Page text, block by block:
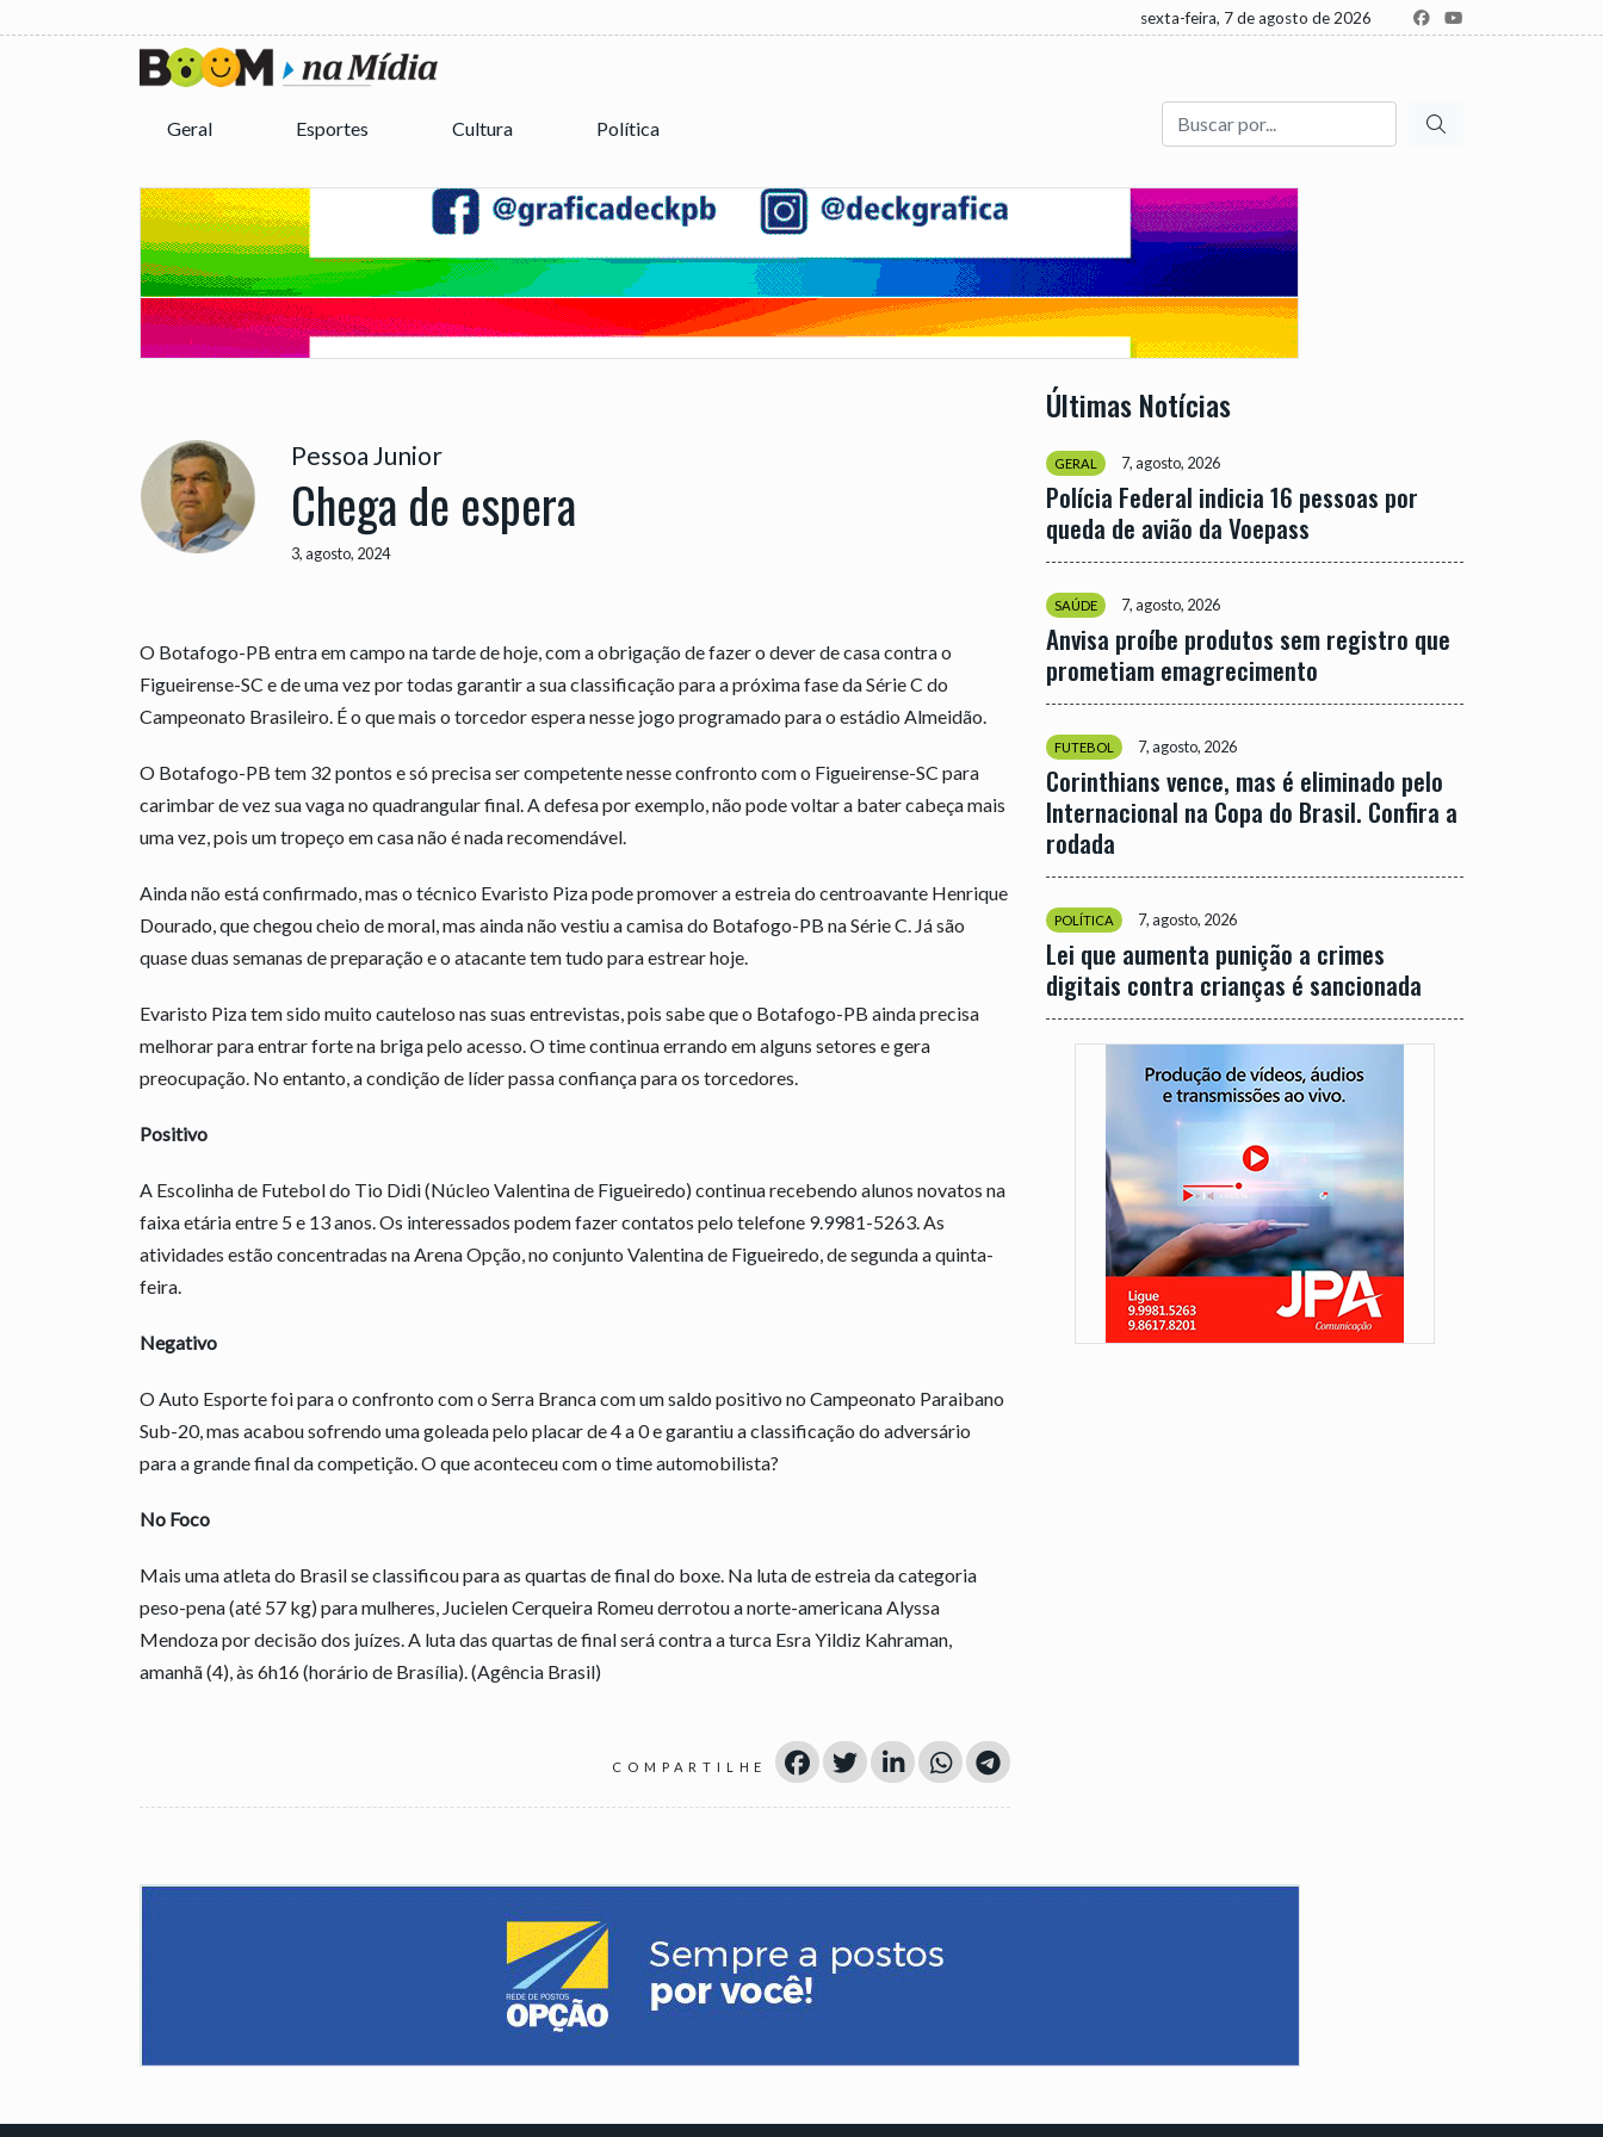
sexta-feira, 7 de agosto de 2026
Geral Esportes Cultura Política
Buscar
Pessoa Junior
Chega de espera
3, agosto, 2024
O Botafogo-PB entra em campo na tarde de hoje, com a obrigação de fazer o dever de casa contra o
Figueirense-SC e de uma vez por todas garantir a sua classificação para a próxima fase da Série C do
Campeonato Brasileiro. É o que mais o torcedor espera nesse jogo programado para o estádio Almeidão.
O Botafogo-PB tem 32 pontos e só precisa ser competente nesse confronto com o Figueirense-SC para
carimbar de vez sua vaga no quadrangular final. A defesa por exemplo, não pode voltar a bater cabeça mais
uma vez, pois um tropeço em casa não é nada recomendável.
Ainda não está confirmado, mas o técnico Evaristo Piza pode promover a estreia do centroavante Henrique
Dourado, que chegou cheio de moral, mas ainda não vestiu a camisa do Botafogo-PB na Série C. Já são
quase duas semanas de preparação e o atacante tem tudo para estrear hoje.
Evaristo Piza tem sido muito cauteloso nas suas entrevistas, pois sabe que o Botafogo-PB ainda precisa
melhorar para entrar forte na briga pelo acesso. O time continua errando em alguns setores e gera
preocupação. No entanto, a condição de líder passa confiança para os torcedores.
Positivo
A Escolinha de Futebol do Tio Didi (Núcleo Valentina de Figueiredo) continua recebendo alunos novatos na
faixa etária entre 5 e 13 anos. Os interessados podem fazer contatos pelo telefone 9.9981-5263. As
atividades estão concentradas na Arena Opção, no conjunto Valentina de Figueiredo, de segunda a quinta-
feira.
Negativo
O Auto Esporte foi para o confronto com o Serra Branca com um saldo positivo no Campeonato Paraibano
Sub-20, mas acabou sofrendo uma goleada pelo placar de 4 a 0 e garantiu a classificação do adversário
para a grande final da competição. O que aconteceu com o time automobilista?
No Foco
Mais uma atleta do Brasil se classificou para as quartas de final do boxe. Na luta de estreia da categoria
peso-pena (até 57 kg) para mulheres, Jucielen Cerqueira Romeu derrotou a norte-americana Alyssa
Mendoza por decisão dos juízes. A luta das quartas de final será contra a turca Esra Yildiz Kahraman,
amanhã (4), às 6h16 (horário de Brasília). (Agência Brasil)
COMPARTILHE
Últimas Notícias
GERAL 7, agosto, 2026
Polícia Federal indicia 16 pessoas por
queda de avião da Voepass
SAÚDE 7, agosto, 2026
Anvisa proíbe produtos sem registro que
prometiam emagrecimento
FUTEBOL 7, agosto, 2026
Corinthians vence, mas é eliminado pelo
Internacional na Copa do Brasil. Confira a
rodada
POLÍTICA 7, agosto, 2026
Lei que aumenta punição a crimes
digitais contra crianças é sancionada